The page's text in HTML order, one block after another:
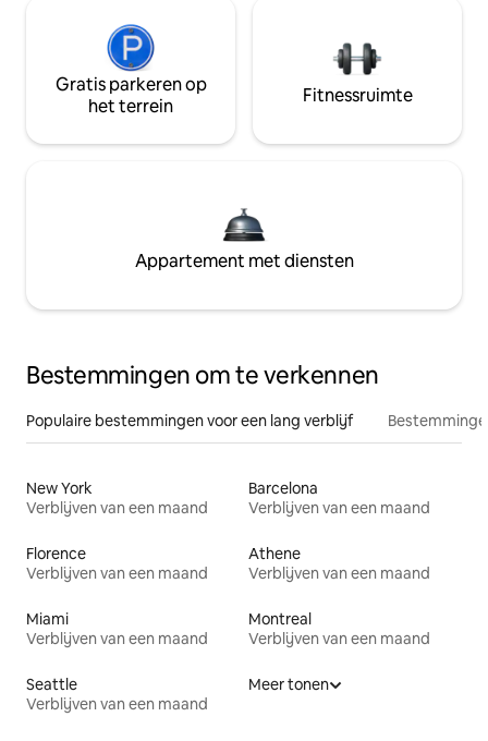
Gratis parkeren op
het terrein
Fitnessruimte
Appartement met diensten
Bestemmingen om te verkennen
Populaire bestemmingen voor een lang verblijf
New York
Verblijven van een maand
Barcelona
Verblijven van een maand
Florence
Verblijven van een maand
Athene
Verblijven van een maand
Miami
Verblijven van een maand
Montreal
Verblijven van een maand
Seattle
Verblijven van een maand
Meer tonen